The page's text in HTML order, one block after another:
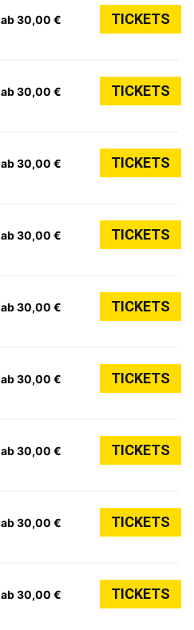
ab 30,00 € TICKETS
ab 30,00 € TICKETS
ab 30,00 € TICKETS
ab 30,00 € TICKETS
ab 30,00 € TICKETS
ab 30,00 € TICKETS
ab 30,00 € TICKETS
ab 30,00 € TICKETS
ab 30,00 € TICKETS